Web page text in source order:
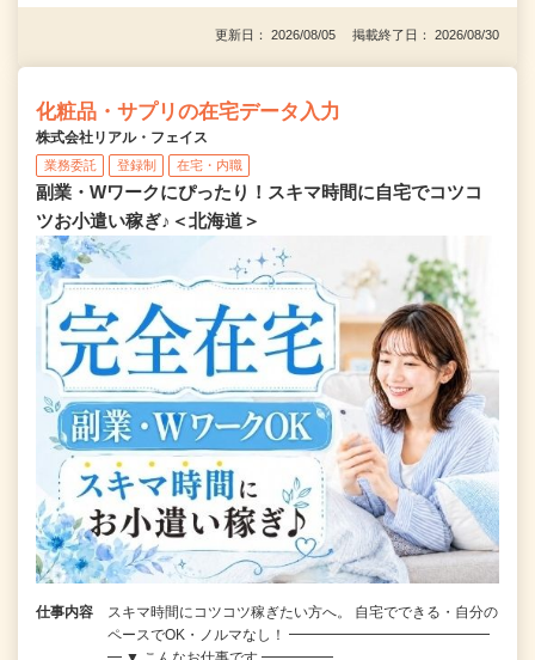
更新日： 2026/08/05 掲載終了日： 2026/08/30
化粧品・サプリの在宅データ入力
株式会社リアル・フェイス
業務委託 登録制 在宅・内職
副業・Wワークにぴったり！スキマ時間に自宅でコツコ
ツお小遣い稼ぎ♪＜北海道＞
仕事内容
スキマ時間にコツコツ稼ぎたい方へ。 自宅でできる・自分の
ペースでOK・ノルマなし！ ━━━━━━━━━━━━━━